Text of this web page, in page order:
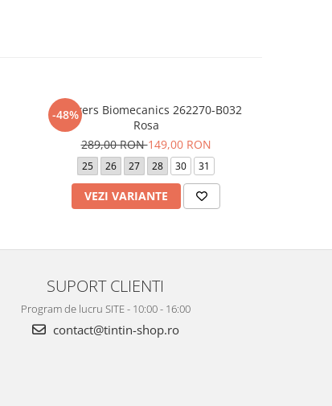
-48%
Sneakers Biomecanics 262270-B032
Rosa
289,00 RON149,00 RON
25 26 27 28 30 31
VEZI VARIANTE
SUPORT CLIENTI
Program de lucru SITE - 10:00 - 16:00
contact@tintin-shop.ro